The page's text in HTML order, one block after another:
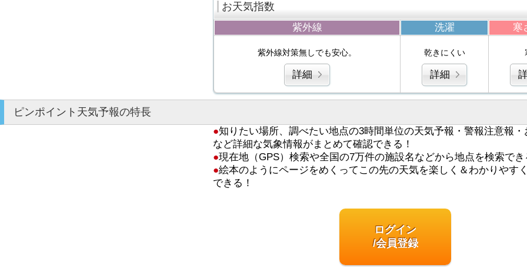
お天気指数
紫外線 洗濯 寒
紫外線対策無しでも安心。
詳細
乾きにくい
詳細
ピンポイント天気予報の特長
●知りたい場所、調べたい地点の3時間単位の天気予報・警報注意報・
など詳細な気象情報がまとめて確認できる！
●現在地（GPS）検索や全国の7万件の施設名などから地点を検索でき
●絵本のようにページをめくってこの先の天気を楽しく＆わかりやす
できる！
ログイン
/会員登録